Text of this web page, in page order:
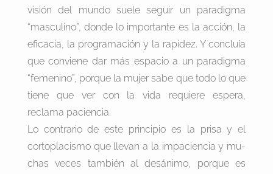
visión del mundo suele seguir un paradigma
“masculino”, donde lo importante es la acción, la
eficacia, la programación y la rapidez. Y concluía
que conviene dar más espacio a un paradigma
“femenino”, porque la mujer sabe que todo lo que
tiene que ver con la vida requiere espera,
reclama paciencia.
Lo contrario de este principio es la prisa y el
cortoplacismo que llevan a la impaciencia y mu-
chas veces también al desánimo, porque es